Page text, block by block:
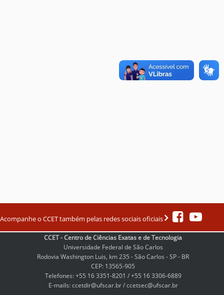
Acompanhe o CCET também pelas redes sociais oficiais
CCET - Centro de Ciências Exatas e de Tecnologia
Universidade Federal de São Carlos
Rodovia Washington Luis, km 235 - São Carlos - SP - BR
CEP: 13565-905
Telefones: +55 16 3351-8201 / +55 16 3306-6889
E-mails: ccetdir@ufscar.br / ccetsec@ufscar.br